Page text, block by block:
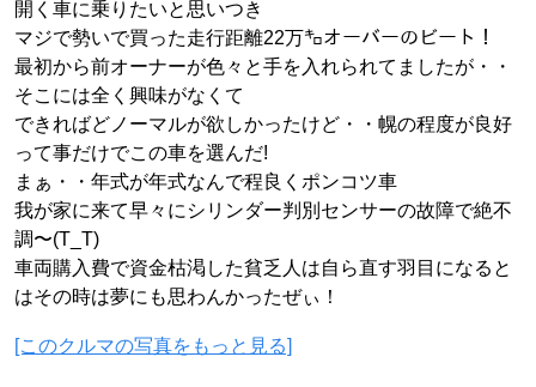
開く車に乗りたいと思いつき
マジで勢いで買った走行距離22万㌔オーバーのビート！
最初から前オーナーが色々と手を入れられてましたが・・
そこには全く興味がなくて
できればどノーマルが欲しかったけど・・幌の程度が良好
って事だけでこの車を選んだ!
まぁ・・年式が年式なんで程良くポンコツ車
我が家に来て早々にシリンダー判別センサーの故障で絶不
調〜(T_T)
車両購入費で資金枯渇した貧乏人は自ら直す羽目になると
はその時は夢にも思わんかったぜぃ！
[このクルマの写真をもっと見る]